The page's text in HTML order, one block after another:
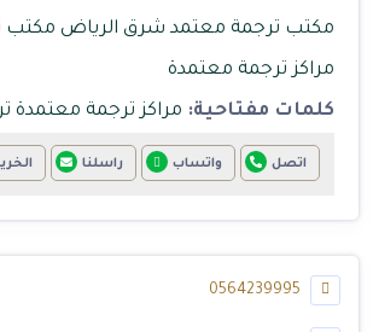
مكتب ترجمة معتمد شرق الرياض مكتب
مراكز ترجمة معتمدة
كلمات مفتاحية: مراكز ترجمة معتمدة
اتصل واتساب راسلنا